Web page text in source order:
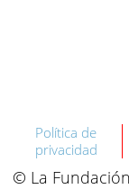
Política de
privacidad
© La